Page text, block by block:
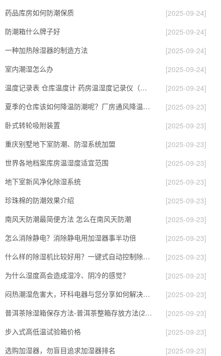
药品库房如何防潮保质
[2025-09-24]
防潮箱什么牌子好
[2025-09-24]
一种加热除湿器的制造方法
[2025-09-24]
室内潮湿怎么办
[2025-09-24]
温度记录表 仓库温度计 药房温湿度记录仪（打印机）
[2025-09-24]
夏季的仓库该如何降温防潮呢？厂房通风降温专家为您解答
[2025-09-23]
卧式转轮吸附装置
[2025-09-23]
重庆别墅地下室防潮、防湿系统加盟
[2025-09-23]
世界各地档案库房温湿度适宜范围
[2025-09-23]
地下室新风净化除湿系统
[2025-09-23]
珍珠棉的防潮效果介绍
[2025-09-23]
南风天防潮最简便方法 怎么在南风天防潮
[2025-09-23]
怎么消除静电？消除静电用加湿器事半功倍
[2025-09-23]
什么样的除湿机比较好用？一键式自动控制除湿机
[2025-09-23]
为什么湿度高会造成湿冷、阴冷的感觉？
[2025-09-23]
闷热潮湿危害大，环科电器与您分享如何解决闷热潮湿天气
[2025-09-23]
普洱茶除湿箱保存方法-普洱茶整箱存放方法(28日更新／今日图文)2023已更新
[2025-09-23]
步入式高低温试验箱价格
[2025-09-23]
选购加湿器，勿盲目追求加湿器排名
[2025-09-23]